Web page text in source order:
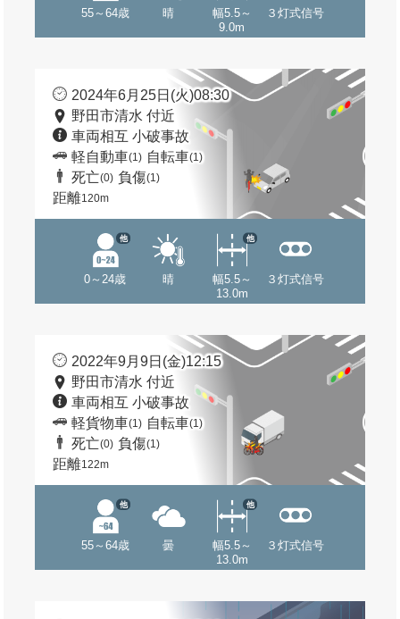
55～64歳 晴
幅5.5～
9.0m
３灯式信号
2024年6月25日(火)08:30
野田市清水 付近
車両相互 小破事故
軽自動車(1) 自転車(1)
死亡(0) 負傷(1)
距離120m
0～24歳
他
晴
幅5.5～
13.0m
他
３灯式信号
2022年9月9日(金)12:15
野田市清水 付近
車両相互 小破事故
軽貨物車(1) 自転車(1)
死亡(0) 負傷(1)
距離122m
55～64歳
他
曇
幅5.5～
13.0m
他
３灯式信号